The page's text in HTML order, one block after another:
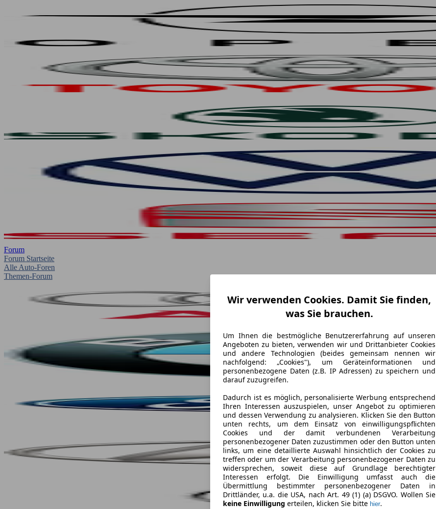
Forum
Forum Startseite
Alle Auto-Foren
Themen-Forum
Wir verwenden Cookies. Damit Sie finden,
was Sie brauchen.
Um Ihnen die bestmögliche Benutzererfahrung auf unseren
Angeboten zu bieten, verwenden wir und Drittanbieter Cookies
und andere Technologien (beides gemeinsam nennen wir
nachfolgend: „Cookies"), um Geräteinformationen und
personenbezogene Daten (z.B. IP Adressen) zu speichern und
darauf zuzugreifen.
Dadurch ist es möglich, personalisierte Werbung entsprechend
Ihren Interessen auszuspielen, unser Angebot zu optimieren
und dessen Verwendung zu analysieren. Klicken Sie den Button
unten rechts, um dem Einsatz von einwilligungspflichten
Cookies und der damit verbundenen Verarbeitung
personenbezogener Daten zuzustimmen oder den Button unten
links, um eine detaillierte Auswahl hinsichtlich der Cookies zu
treffen oder um der Verarbeitung personenbezogener Daten zu
widersprechen, soweit diese auf Grundlage berechtigter
Interessen erfolgt. Die Einwilligung umfasst auch die
Übermittlung bestimmter personenbezogener Daten in
Drittländer, u.a. die USA, nach Art. 49 (1) (a) DSGVO. Wollen Sie
keine Einwilligung erteilen, klicken Sie bitte hier.